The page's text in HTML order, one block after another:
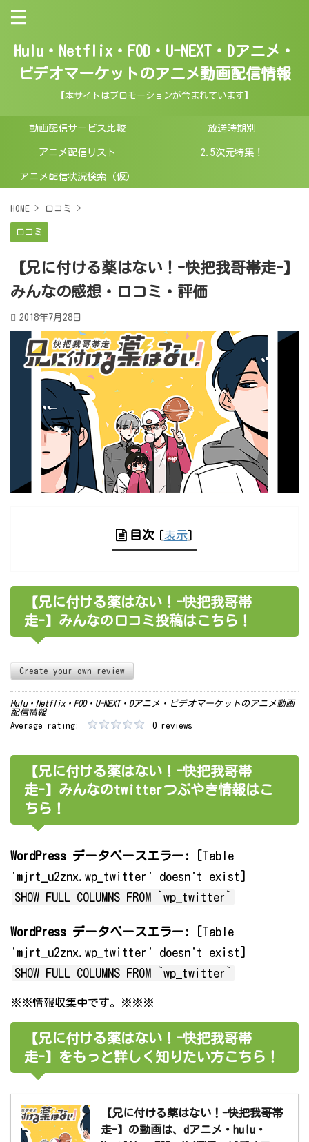
Hulu・Netflix・FOD・U-NEXT・Dアニメ・
ビデオマーケットのアニメ動画配信情報
【本サイトはプロモーションが含まれています】
動画配信サービス比較 放送時期別
アニメ配信リスト 2.5次元特集！
アニメ配信状況検索（仮）
HOME > 口コミ >
口コミ
【兄に付ける薬はない！-快把我哥帯走-】
みんなの感想・口コミ・評価
2018年7月28日
目次 [表示]
【兄に付ける薬はない！-快把我哥帯
走-】みんなの口コミ投稿はこちら！
Create your own review
Hulu・Netflix・FOD・U-NEXT・Dアニメ・ビデオマーケットのアニメ動画
配信情報
Average rating:
0 reviews
【兄に付ける薬はない！-快把我哥帯
走-】みんなのtwitterつぶやき情報はこ
ちら！
WordPress データベースエラー:
[Table
'mjrt_u2znx.wp_twitter' doesn't exist]
SHOW FULL COLUMNS FROM `wp_twitter`
WordPress データベースエラー:
[Table
'mjrt_u2znx.wp_twitter' doesn't exist]
SHOW FULL COLUMNS FROM `wp_twitter`
※※情報収集中です。※※※
【兄に付ける薬はない！-快把我哥帯
走-】をもっと詳しく知りたい方こちら！
【兄に付ける薬はない！-快把我哥帯
走-】の動画は、dアニメ・hulu・